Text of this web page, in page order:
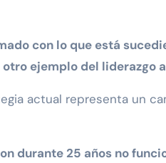
con lo que está
ejemplo del liderazgo
actual representa un
durante 25 años no